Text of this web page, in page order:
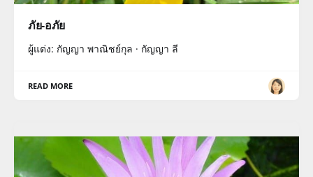
ภัย-อภัย
ผู้แต่ง: กัญญา พาณิชย์กุล · กัญญา ลี
READ MORE